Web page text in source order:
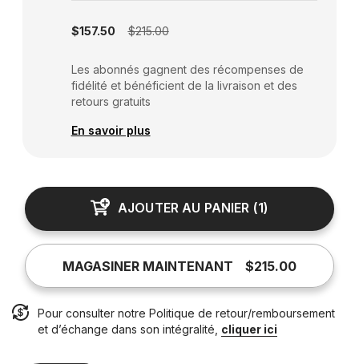
$157.50 $215.00
Les abonnés gagnent des récompenses de
fidélité et bénéficient de la livraison et des
retours gratuits
En savoir plus
AJOUTER AU PANIER (1)
MAGASINER MAINTENANT $215.00
Pour consulter notre Politique de retour/remboursement
et d’échange dans son intégralité, cliquer ici